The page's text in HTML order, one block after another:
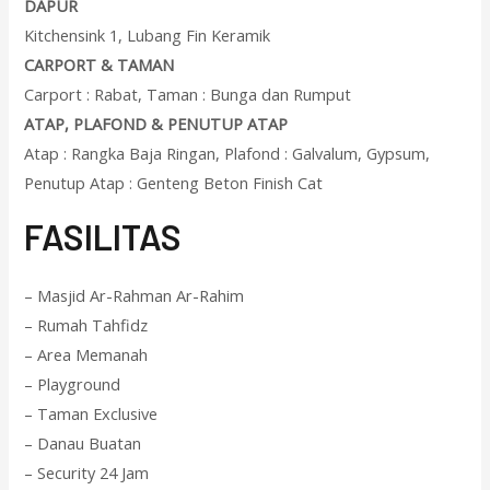
DAPUR
Kitchensink 1, Lubang Fin Keramik
CARPORT & TAMAN
Carport : Rabat, Taman : Bunga dan Rumput
ATAP, PLAFOND & PENUTUP ATAP
Atap : Rangka Baja Ringan, Plafond : Galvalum, Gypsum,
Penutup Atap : Genteng Beton Finish Cat
FASILITAS
– Masjid Ar-Rahman Ar-Rahim
– Rumah Tahfidz
– Area Memanah
– Playground
– Taman Exclusive
– Danau Buatan
– Security 24 Jam